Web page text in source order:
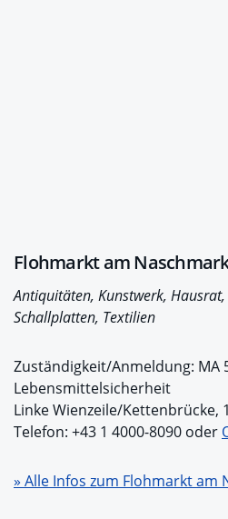
Flohmarkt am
Antiquitäten, Kunstwerk,
Schallplatten, Textilien
Zuständigkeit/Anmeldung: MA
Lebensmittelsicherheit
Linke Wienzeile/Kettenbrücke,
Telefon: +43 1 4000-8090 oder
» Alle Infos zum Flohmarkt am